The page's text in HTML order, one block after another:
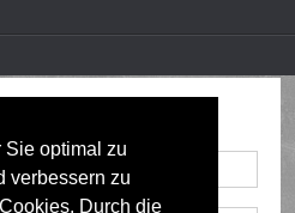
Sie optimal zu
verbessern zu
Durch die